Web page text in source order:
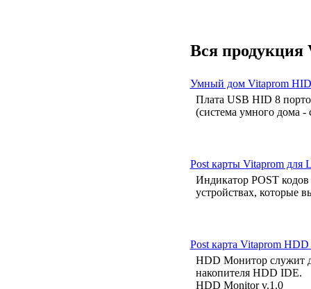
Вся продукция
Умный дом Vitaprom
Плата USB HID 8
(система умного дома
Post карты Vitaprom для
Индикатор POST кодов
устройствах, которые
Post карта Vitaprom
HDD Монитор служит
накопителя HDD IDE.
HDD Monitor v.1.0